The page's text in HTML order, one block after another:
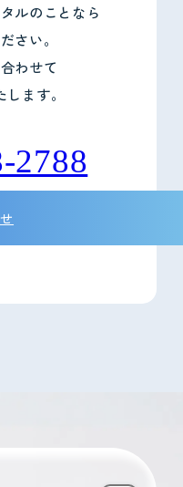
ルのことなら
さい。
わせて
ます。
2788